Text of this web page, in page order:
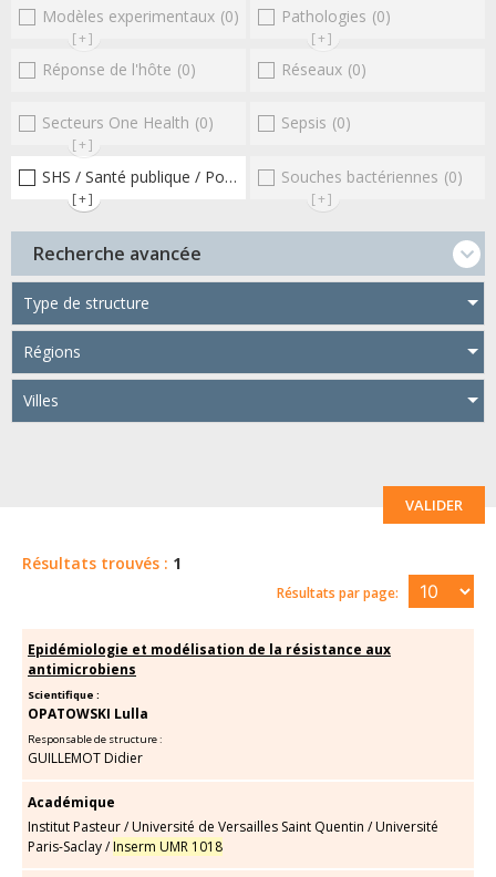
Modèles experimentaux (0)
[+]
Pathologies (0)
[+]
Réponse de l'hôte (0) Réseaux (0)
Secteurs One Health (0)
[+]
Sepsis (0)
SHS / Santé publique / Politiques publiques / socio-économie
[+]
Souches bactériennes (0)
[+]
Recherche avancée
Type de structure
Régions
Villes
VALIDER
Résultats trouvés : 1
Résultats par page:
Epidémiologie et modélisation de la résistance aux
antimicrobiens
Scientifique :
OPATOWSKI Lulla
Responsable de structure :
GUILLEMOT Didier
Académique
Institut Pasteur/Université de Versailles Saint Quentin /Université
Paris-Saclay/Inserm UMR 1018